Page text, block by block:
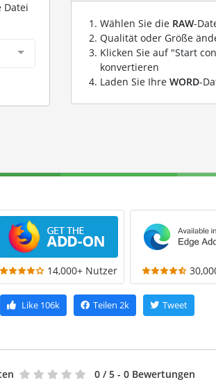
Datei
Wählen Sie die RAW-
Qualität oder Größe
Klicken Sie auf "Start
konvertieren
Laden Sie Ihre WORD-
14,000+ Nutzer
Like106k Teilen 2k Tweet
0 / 5 - 0 Bewertungen